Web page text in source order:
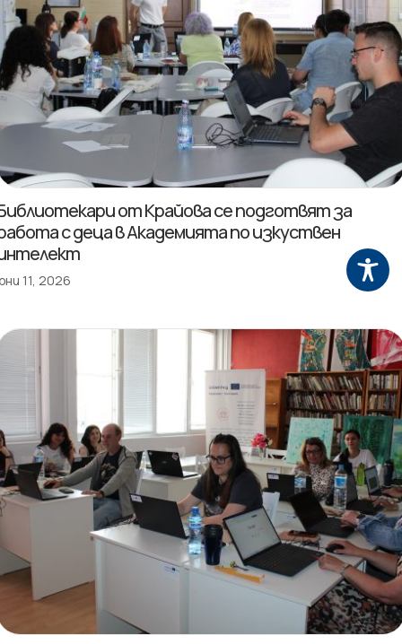
от Крайова се подготвят за
с деца в Академията по изкуствен
11, 2026